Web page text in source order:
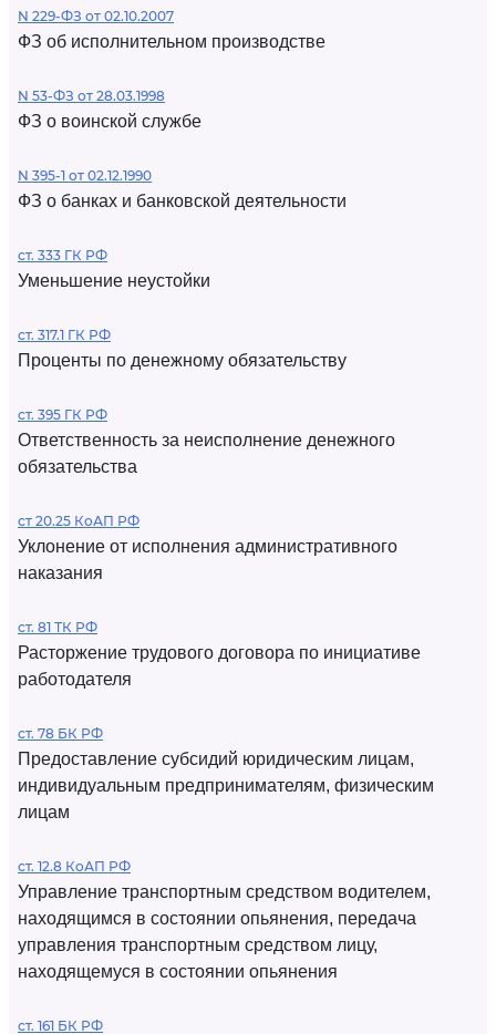
N 229-ФЗ от 02.10.2007
ФЗ об исполнительном производстве
N 53-ФЗ от 28.03.1998
ФЗ о воинской службе
N 395-1 от 02.12.1990
ФЗ о банках и банковской деятельности
ст. 333 ГК РФ
Уменьшение неустойки
ст. 317.1 ГК РФ
Проценты по денежному обязательству
ст. 395 ГК РФ
Ответственность за неисполнение денежного
обязательства
ст 20.25 КоАП РФ
Уклонение от исполнения административного
наказания
ст. 81 ТК РФ
Расторжение трудового договора по инициативе
работодателя
ст. 78 БК РФ
Предоставление субсидий юридическим лицам,
индивидуальным предпринимателям, физическим
лицам
ст. 12.8 КоАП РФ
Управление транспортным средством водителем,
находящимся в состоянии опьянения, передача
управления транспортным средством лицу,
находящемуся в состоянии опьянения
ст. 161 БК РФ